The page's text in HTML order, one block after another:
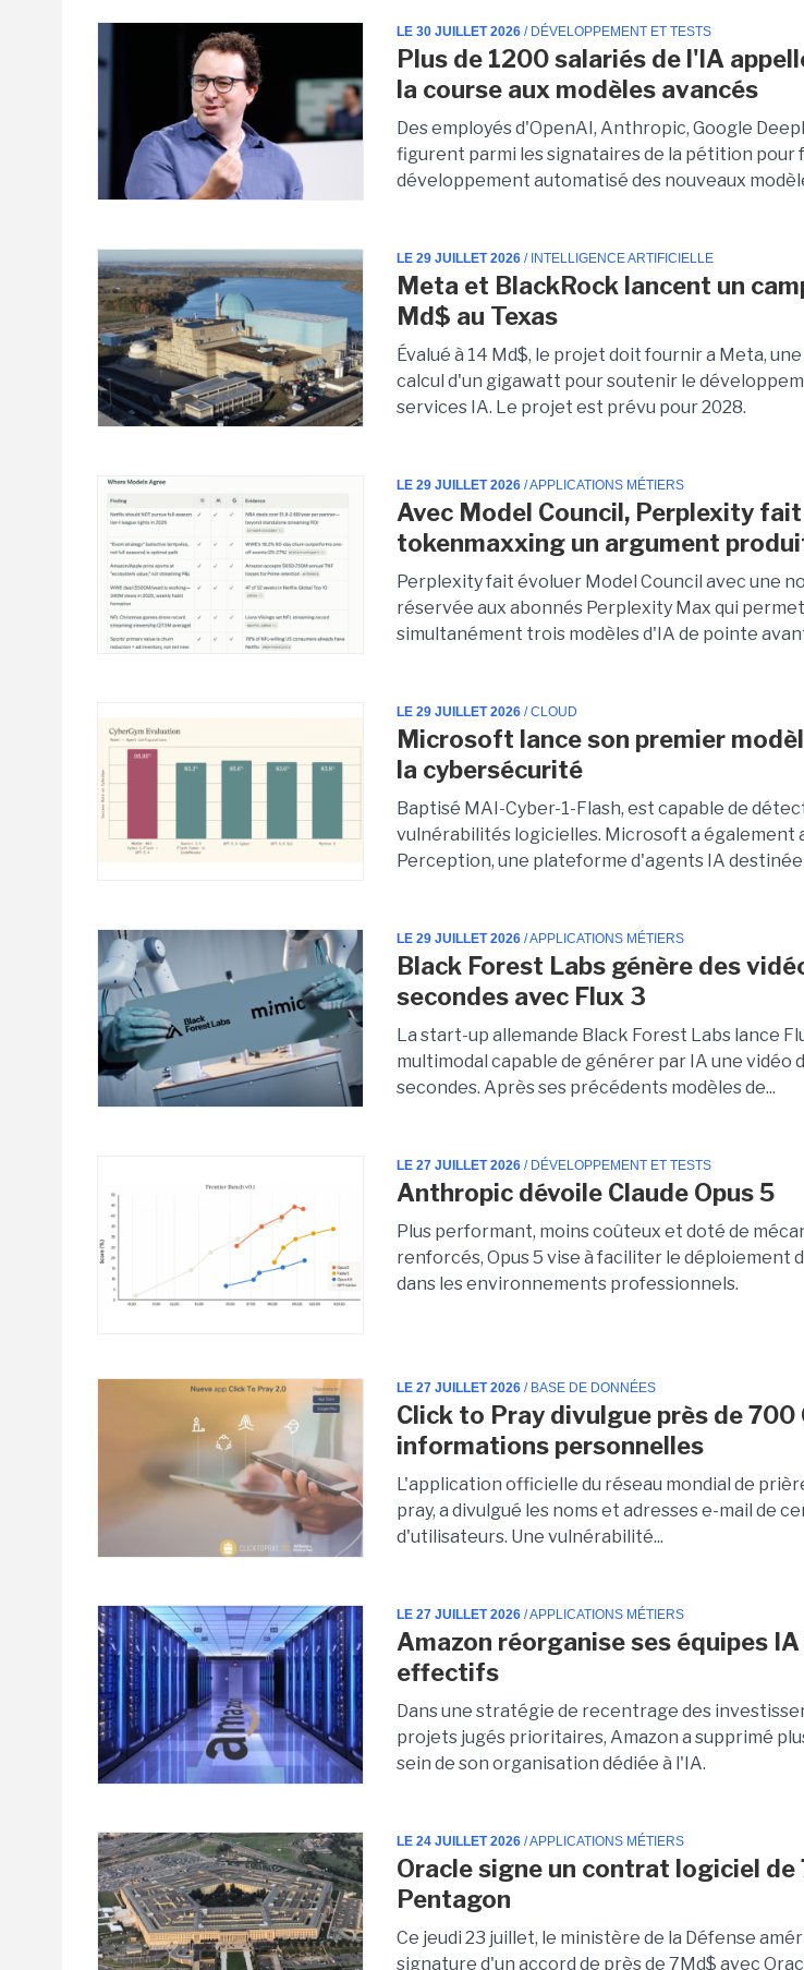
LE 30 JUILLET 2026 / DÉVELOPPEMENT ET TESTS
Plus de 1200 salariés de l'IA
la course aux modèles avancés
Des employés d'OpenAI, Anthropic, Google
figurent parmi les signataires de la pétition pour
développement automatisé des nouveaux
LE 29 JUILLET 2026 / INTELLIGENCE ARTIFICIELLE
Meta et BlackRock lancent un
Md$ au Texas
Évalué à 14 Md$, le projet doit fournir a Meta,
calcul d'un gigawatt pour soutenir le
services IA. Le projet est prévu pour 2028.
LE 29 JUILLET 2026 / APPLICATIONS MÉTIERS
Avec Model Council, Perplexity
tokenmaxxing un argument
Perplexity fait évoluer Model Council avec une
réservée aux abonnés Perplexity Max qui
simultanément trois modèles d'IA de pointe
LE 29 JUILLET 2026 / CLOUD
Microsoft lance son premier
la cybersécurité
Baptisé MAI-Cyber-1-Flash, est capable de
vulnérabilités logicielles. Microsoft a également
Perception, une plateforme d'agents IA destinée
LE 29 JUILLET 2026 / APPLICATIONS MÉTIERS
Black Forest Labs génère des
secondes avec Flux 3
La start-up allemande Black Forest Labs lance
multimodal capable de générer par IA une vidéo
secondes. Après ses précédents modèles de...
LE 27 JUILLET 2026 / DÉVELOPPEMENT ET TESTS
Anthropic dévoile Claude Opus 5
Plus performant, moins coûteux et doté de
renforcés, Opus 5 vise à faciliter le déploiement
dans les environnements professionnels.
LE 27 JUILLET 2026 / BASE DE DONNÉES
Click to Pray divulgue près de
informations personnelles
L'application officielle du réseau mondial de
pray, a divulgué les noms et adresses e-mail de
d'utilisateurs. Une vulnérabilité...
LE 27 JUILLET 2026 / APPLICATIONS MÉTIERS
Amazon réorganise ses équipes
effectifs
Dans une stratégie de recentrage des
projets jugés prioritaires, Amazon a supprimé
sein de son organisation dédiée à l'IA.
LE 24 JUILLET 2026 / APPLICATIONS MÉTIERS
Oracle signe un contrat logiciel de
Pentagon
Ce jeudi 23 juillet, le ministère de la Défense
signature d'un accord de près de 7Md$ avec